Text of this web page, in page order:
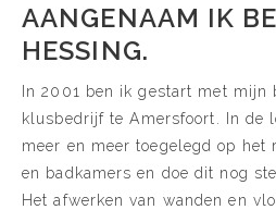
AANGENAAM IK
HESSING.
In 2001 ben ik gestart met
klusbedrijf te Amersfoort. In de
meer en meer toegelegd op het
en badkamers en doe dit nog
Het afwerken van wanden en